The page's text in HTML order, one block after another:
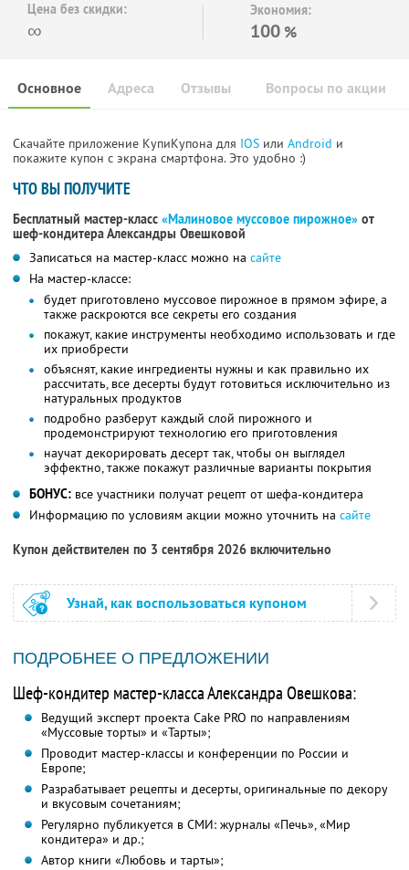
Цена без скидки:
∞
Экономия:
100 %
Основное Отзывы Вопросы по акции
Адреса
Скачайте приложение КупиКупона для IOS или Android и
покажите купон с экрана смартфона. Это удобно :)
ЧТО ВЫ ПОЛУЧИТЕ
Бесплатный мастер-класс «Малиновое муссовое пирожное» от
шеф-кондитера Александры Овешковой
Записаться на мастер-класс можно на сайте
На мастер-классе:
будет приготовлено муссовое пирожное в прямом эфире, а
также раскроются все секреты его создания
покажут, какие инструменты необходимо использовать и где
их приобрести
объяснят, какие ингредиенты нужны и как правильно их
рассчитать, все десерты будут готовиться исключительно из
натуральных продуктов
подробно разберут каждый слой пирожного и
продемонстрируют технологию его приготовления
научат декорировать десерт так, чтобы он выглядел
эффектно, также покажут различные варианты покрытия
БОНУС: все участники получат рецепт от шефа-кондитера
Информацию по условиям акции можно уточнить на сайте
Купон действителен по 3 сентября 2026 включительно
Узнай, как воспользоваться купоном
ПОДРОБНЕЕ О ПРЕДЛОЖЕНИИ
Шеф-кондитер мастер-класса Александра Овешкова:
Ведущий эксперт проекта Cake PRO по направлениям
«Муссовые торты» и «Тарты»;
Проводит мастер-классы и конференции по России и
Европе;
Разрабатывает рецепты и десерты, оригинальные по декору
и вкусовым сочетаниям;
Регулярно публикуется в СМИ: журналы «Печь», «Мир
кондитера» и др.;
Автор книги «Любовь и тарты»;